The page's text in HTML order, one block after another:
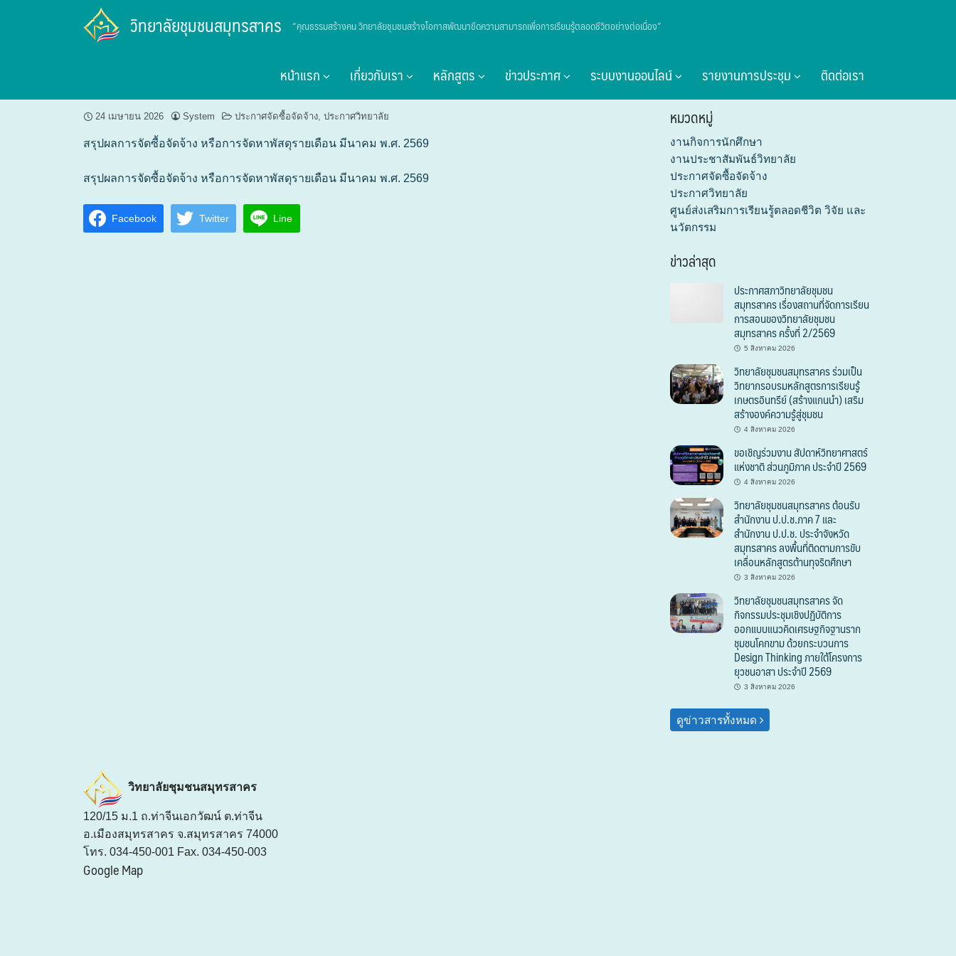
วิทยาลัยชุมชนสมุทรสาคร “คุณธรรมสร้างคน วิทยาลัยชุมชนสร้างโอกาสพัฒนาขีดความสามารถเพื่อการเรียนรู้ตลอดชีวิตอย่างต่อเนื่อง”
หน้าแรก เกี่ยวกับเรา หลักสูตร ข่าวประกาศ ระบบงานออนไลน์ รายงานการประชุม ติดต่อเรา
ประกาศวิทยาลัยชุมชนสมุทรสาคร เรื่อง สรุปผลการจัดซื้อจัดจ้าง หรือการจัดหาพัสดุรายเดือน มีนาคม พ.ศ. 2569
24 เมษายน 2026 System ประกาศจัดซื้อจัดจ้าง, ประกาศวิทยาลัย
สรุปผลการจัดซื้อจัดจ้าง หรือการจัดหาพัสดุรายเดือน มีนาคม พ.ศ. 2569
สรุปผลการจัดซื้อจัดจ้าง หรือการจัดหาพัสดุรายเดือน มีนาคม พ.ศ. 2569
Facebook Twitter Line
หมวดหมู่
งานกิจการนักศึกษา
งานประชาสัมพันธ์วิทยาลัย
ประกาศจัดซื้อจัดจ้าง
ประกาศวิทยาลัย
ศูนย์ส่งเสริมการเรียนรู้ตลอดชีวิต วิจัย และ
นวัตกรรม
ข่าวล่าสุด
ประกาศสภาวิทยาลัยชุมชน
สมุทรสาคร เรื่องสถานที่จัดการเรียน
การสอนของวิทยาลัยชุมชน
สมุทรสาคร ครั้งที่ 2/2569
5 สิงหาคม 2026
วิทยาลัยชุมชนสมุทรสาคร ร่วมเป็น
วิทยากรอบรมหลักสูตรการเรียนรู้
เกษตรอินทรีย์ (สร้างแกนนำ) เสริม
สร้างองค์ความรู้สู่ชุมชน
4 สิงหาคม 2026
ขอเชิญร่วมงาน สัปดาห์วิทยาศาสตร์
แห่งชาติ ส่วนภูมิภาค ประจำปี 2569
4 สิงหาคม 2026
วิทยาลัยชุมชนสมุทรสาคร ต้อนรับ
สำนักงาน ป.ป.ช.ภาค 7 และ
สำนักงาน ป.ป.ช. ประจำจังหวัด
สมุทรสาคร ลงพื้นที่ติดตามการขับ
เคลื่อนหลักสูตรต้านทุจริตศึกษา
3 สิงหาคม 2026
วิทยาลัยชุมชนสมุทรสาคร จัด
กิจกรรมประชุมเชิงปฏิบัติการ
ออกแบบแนวคิดเศรษฐกิจฐานราก
ชุมชนโคกขาม ด้วยกระบวนการ
Design Thinking ภายใต้โครงการ
ยุวชนอาสา ประจำปี 2569
3 สิงหาคม 2026
ดูข่าวสารทั้งหมด
วิทยาลัยชุมชนสมุทรสาคร
120/15 ม.1 ถ.ท่าจีนเอกวัฒน์ ต.ท่าจีน
อ.เมืองสมุทรสาคร จ.สมุทรสาคร 74000
โทร. 034-450-001 Fax. 034-450-003
Google Map